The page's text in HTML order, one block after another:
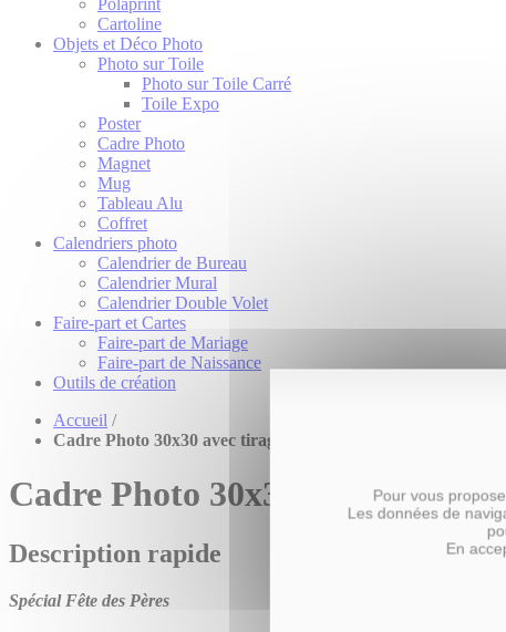
Pour vous
Les données de
En
Polaprint
Cartoline
Objets et Déco Photo
Photo sur Toile
Photo sur Toile Carré
Toile Expo
Poster
Cadre Photo
Magnet
Mug
Tableau Alu
Coffret
Calendriers photo
Calendrier de Bureau
Calendrier Mural
Calendrier Double Volet
Faire-part et Cartes
Faire-part de Mariage
Faire-part de Naissance
Outils de création
Accueil /
Cadre Photo 30x30 avec tirage - Fête des Pères
Cadre Photo 30x30 avec tirage -
Description rapide
Spécial Fête des Pères